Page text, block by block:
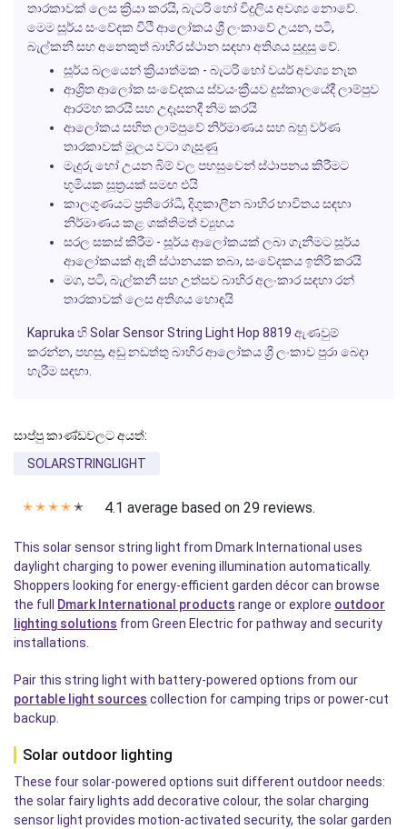
තාරකාවක් ලෙස ක්‍රියා කරයි, බැටරි හෝ විදුලිය අවශ්‍ය නොවේ.
මෙම සූර්ය සංවේදක වීථි ආලෝකය ශ්‍රී ලංකාවේ උයන, පටි,
බැල්කනී සහ අනෙකුත් බාහිර ස්ථාන සඳහා අතිශය සුදුසු වේ.
සූර්ය බලයෙන් ක්‍රියාත්මක - බැටරි හෝ වයර් අවශ්‍ය නැත
ආශ්‍රිත ආලෝක සංවේදකය ස්වයංක්‍රීයව දුස්කාලයේදී ලාම්පුව
ආරම්භ කරයි සහ උදෑසනදී නිම කරයි
ආලෝකය සහිත ලාම්පුවේ නිර්මාණය සහ බහු වර්ණ
තාරකාවක් මූලය වටා ගැසුණු
මැදුරු හෝ උයන බිම් වල පහසුවෙන් ස්ථාපනය කිරීමට
භූමියක සූත්‍රයක් සමඟ එයි
කාලගුණයට ප්‍රතිරෝධී, දිගුකාලීන බාහිර භාවිතය සඳහා
නිර්මාණය කළ ශක්තිමත් ව්‍යුහය
සරල සකස් කිරීම - සූර්ය ආලෝකයක් ලබා ගැනීමට සූර්ය
ආලෝකයක් ඇති ස්ථානයක තබා, සංවේදකය ඉතිරි කරයි
මග, පටි, බැල්කනී සහ උත්සව බාහිර අලංකාර සඳහා රන්
තාරකාවක් ලෙස අතිශය හොඳයි
Kapruka හි Solar Sensor String Light Hop 8819 ඇණවුම්
කරන්න, පහසු, අඩු නඩත්තු බාහිර ආලෝකය ශ්‍රී ලංකාව පුරා බෙදා
හැරීම සඳහා.
සාප්පු කාණ්ඩවලට අයත්:
SOLARSTRINGLIGHT
✭ ✭ ✭ ✭ ✭ 4.1 average based on 29 reviews.
This solar sensor string light from Dmark International uses
daylight charging to power evening illumination automatically.
Shoppers looking for energy-efficient garden décor can browse
the full
Dmark International products range or explore outdoor
lighting solutions from Green Electric for pathway and security
installations.
Pair this string light with battery-powered options from our
portable light sources collection for camping trips or power-cut
backup.
Solar outdoor lighting
These four solar-powered options suit different outdoor needs:
the solar fairy lights add decorative colour, the solar charging
sensor light provides motion-activated security, the solar garden